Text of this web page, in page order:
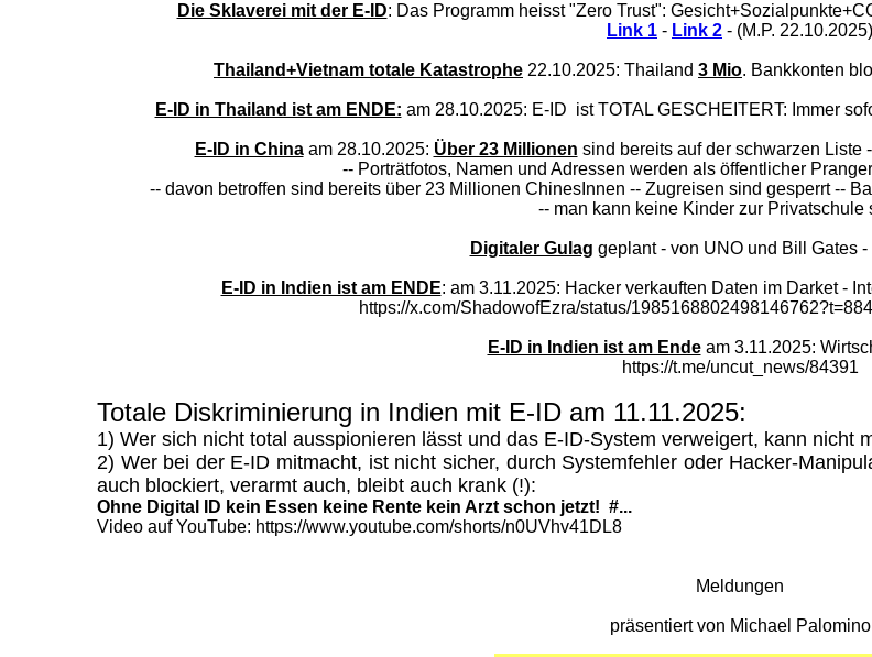
Die Sklaverei mit der E-ID: Das Programm heisst "Zero Trust":
Link 1 - Link 2 - (M.P. 22.10.2025)
Thailand+Vietnam totale Katastrophe 22.10.2025: Thailand 3 Mio. Bankkonten
E-ID in Thailand ist am ENDE: am 28.10.2025: E-ID ist TOTAL GESCHEITERT: Immer
E-ID in Chinaam 28.10.2025: Über 23 Millionen sind bereits auf der schwarzen Liste
-- Porträtfotos, Namen und Adressen werden als öffentlicher
-- davon betroffen sind bereits über 23 Millionen ChinesInnen -- Zugreisen sind gesperrt --
-- man kann keine Kinder zur Privatschule
Digitaler Gulag geplant - von UNO und Bill Gates
E-ID in Indien ist am ENDE: am 3.11.2025: Hacker verkauften Daten im Darket -
https://x.com/ShadowofEzra/status/
E-ID in Indien ist am Endeam 3.11.2025:
https://t.me/uncut_news/84391
Totale Diskriminierung in Indien mit E-ID am 11.11.2025:
1) Wer sich nicht total ausspionieren lässt und das E-ID-System verweigert, kann nicht
2) Wer bei der E-ID mitmacht, ist nicht sicher, durch Systemfehler oder Hacker-
auch blockiert, verarmt auch, bleibt auch krank (!):
Ohne Digital ID kein Essen keine Rente kein Arzt schon jetzt! #...
Video auf YouTube: https://www.youtube.com/shorts/n0UVhv41DL8
Meldungen
präsentiert von Michael Palomino